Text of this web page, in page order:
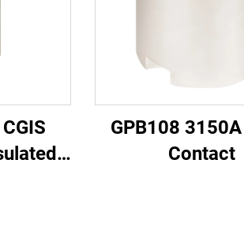
GPB108 3150A
Contact